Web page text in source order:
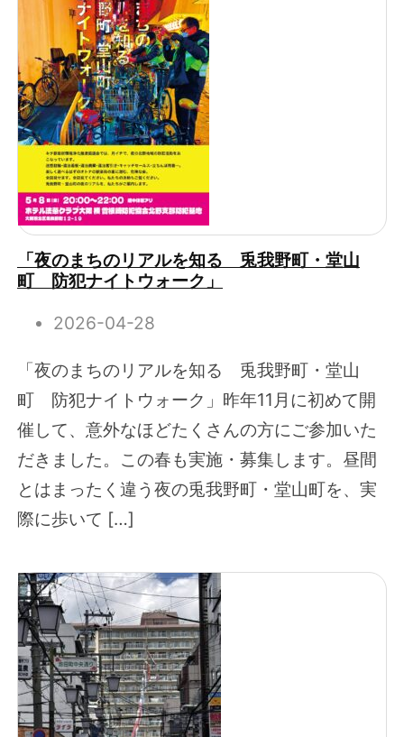
「夜のまちのリアルを知る 兎我野町・堂山
町 防犯ナイトウォーク」
2026-04-28
「夜のまちのリアルを知る 兎我野町・堂山
町 防犯ナイトウォーク」昨年11月に初めて開
催して、意外なほどたくさんの方にご参加いた
だきました。この春も実施・募集します。昼間
とはまったく違う夜の兎我野町・堂山町を、実
際に歩いて […]